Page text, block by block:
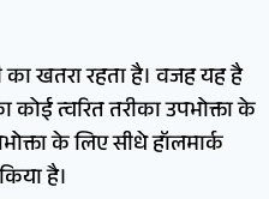
खतरा रहता है। वजह यह है
त्वरित तरीका उपभोक्ता के
के लिए सीधे हॉलमार्क
है।